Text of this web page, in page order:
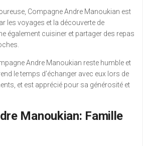
Compagne Andre Manoukian est
les voyages et la découverte de
également cuisiner et partager des repas
Andre Manoukian reste humble et
le temps d’échanger avec eux lors de
et est apprécié pour sa générosité et
Manoukian: Famille